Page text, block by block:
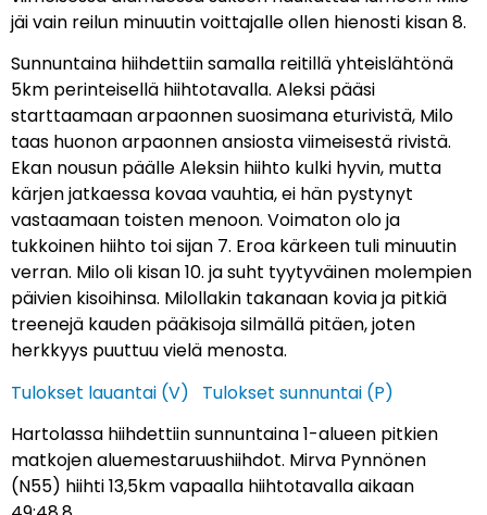
jäi vain reilun minuutin voittajalle ollen hienosti kisan 8.
Sunnuntaina hiihdettiin samalla reitillä yhteislähtönä
5km perinteisellä hiihtotavalla. Aleksi pääsi
starttaamaan arpaonnen suosimana eturivistä, Milo
taas huonon arpaonnen ansiosta viimeisestä rivistä.
Ekan nousun päälle Aleksin hiihto kulki hyvin, mutta
kärjen jatkaessa kovaa vauhtia, ei hän pystynyt
vastaamaan toisten menoon. Voimaton olo ja
tukkoinen hiihto toi sijan 7. Eroa kärkeen tuli minuutin
verran. Milo oli kisan 10. ja suht tyytyväinen molempien
päivien kisoihinsa. Milollakin takanaan kovia ja pitkiä
treenejä kauden pääkisoja silmällä pitäen, joten
herkkyys puuttuu vielä menosta.
Tulokset lauantai (V)
Tulokset sunnuntai (P)
Hartolassa hiihdettiin sunnuntaina 1-alueen pitkien
matkojen aluemestaruushiihdot. Mirva Pynnönen
(N55) hiihti 13,5km vapaalla hiihtotavalla aikaan